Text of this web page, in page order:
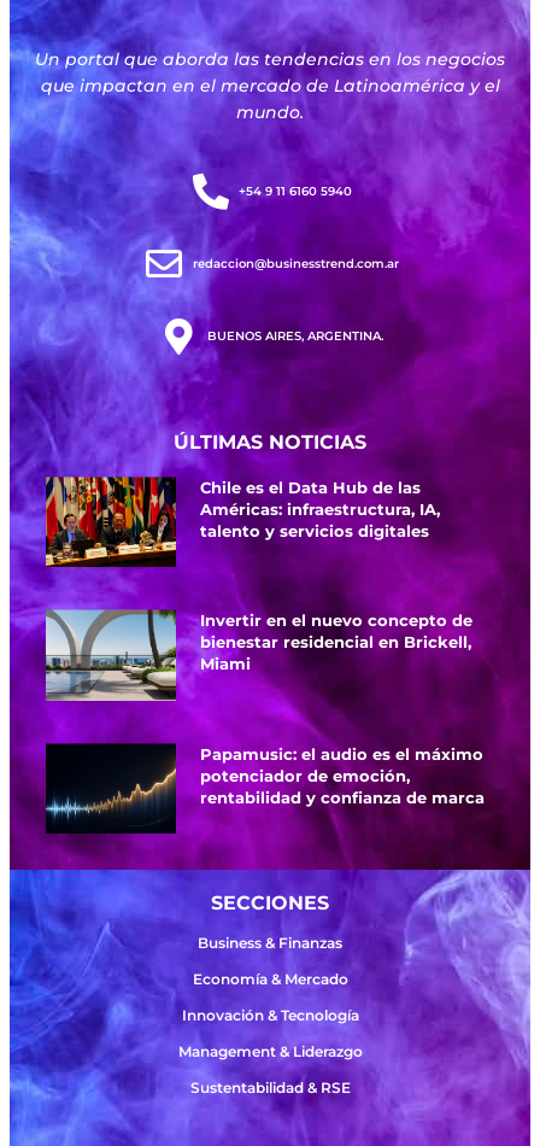
Un portal que aborda las tendencias en los negocios
que impactan en el mercado de Latinoamérica y el
mundo.
+54 9 11 6160 5940
redaccion@businesstrend.com.ar
BUENOS AIRES, ARGENTINA.
ÚLTIMAS NOTICIAS
Chile es el Data Hub de las
Américas: infraestructura, IA,
talento y servicios digitales
Invertir en el nuevo concepto de
bienestar residencial en Brickell,
Miami
Papamusic: el audio es el máximo
potenciador de emoción,
rentabilidad y confianza de marca
SECCIONES
Business & Finanzas
Economía & Mercado
Innovación & Tecnología
Management & Liderazgo
Sustentabilidad & RSE